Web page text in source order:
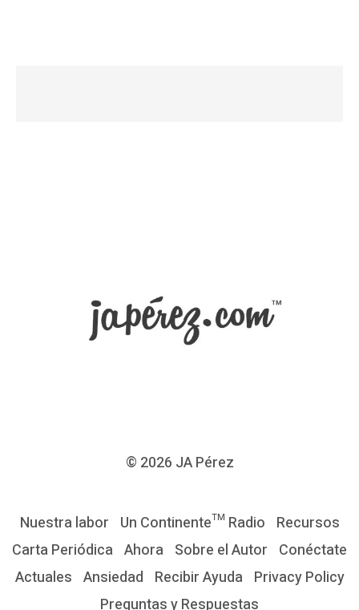
© 2026 JA Pérez
Nuestra labor Un Continente™ Radio Recursos
Carta Periódica Ahora Sobre el Autor Conéctate
Actuales Ansiedad Recibir Ayuda Privacy Policy
Preguntas y Respuestas